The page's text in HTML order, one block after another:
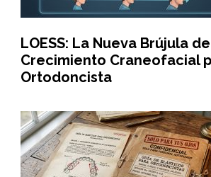
LOESS: La Nueva Brújula
Crecimiento Craneofacial
Ortodoncista